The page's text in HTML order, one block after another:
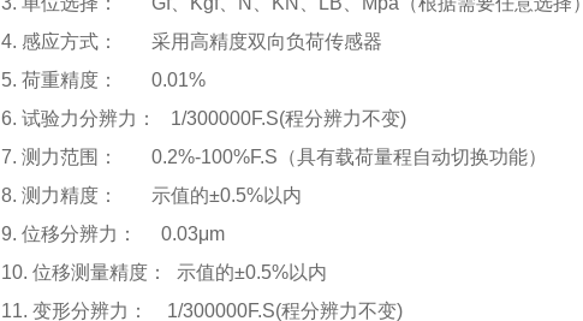
4. 感应方式： 采用高精度双向负荷传感器
5. 荷重精度： 0.01%
6. 试验力分辨力： 1/300000F.S(程分辨力不变)
7. 测力范围： 0.2%-100%F.S（具有载荷量程自动切换功能）
8. 测力精度： 示值的±0.5%以内
9. 位移分辨力： 0.03μm
10. 位移测量精度： 示值的±0.5%以内
11. 变形分辨力： 1/300000F.S(程分辨力不变)